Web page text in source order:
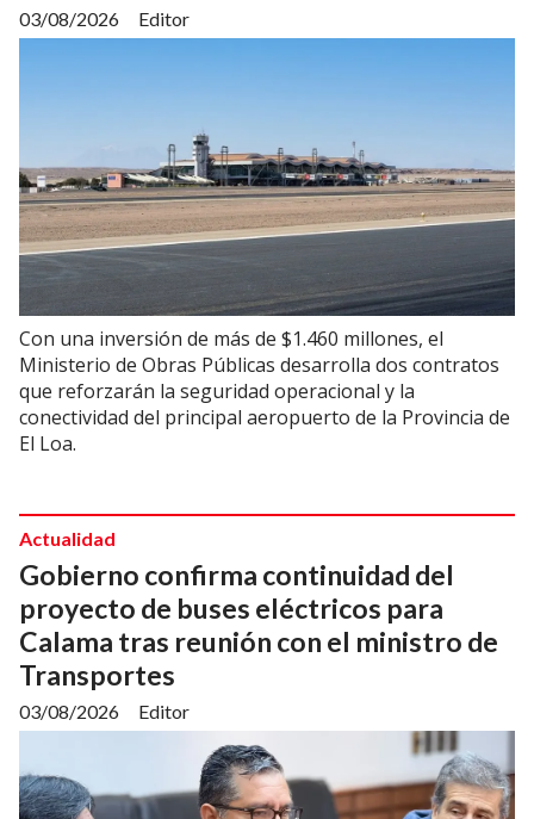
Editor
03/08/2026
Con una inversión de más de $1.460 millones, el
Ministerio de Obras Públicas desarrolla dos contratos
que reforzarán la seguridad operacional y la
conectividad del principal aeropuerto de la Provincia de
El Loa.
Gobierno confirma continuidad del
proyecto de buses eléctricos para
Calama tras reunión con el ministro de
Transportes
Editor
Actualidad
03/08/2026